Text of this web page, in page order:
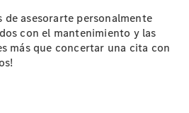
al
de asesorarte personalmente
con el mantenimiento y las
más que concertar una cita con